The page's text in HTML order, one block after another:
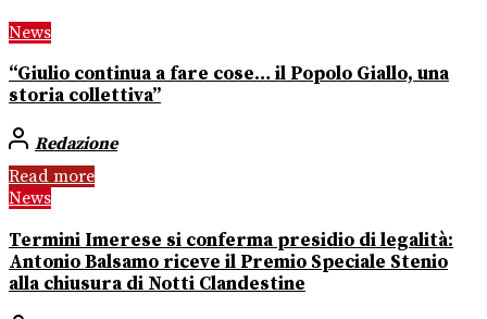
News
“Giulio continua a fare cose… il Popolo Giallo, una
storia collettiva”
Redazione
Read more
News
Termini Imerese si conferma presidio di legalità:
Antonio Balsamo riceve il Premio Speciale Stenio
alla chiusura di Notti Clandestine